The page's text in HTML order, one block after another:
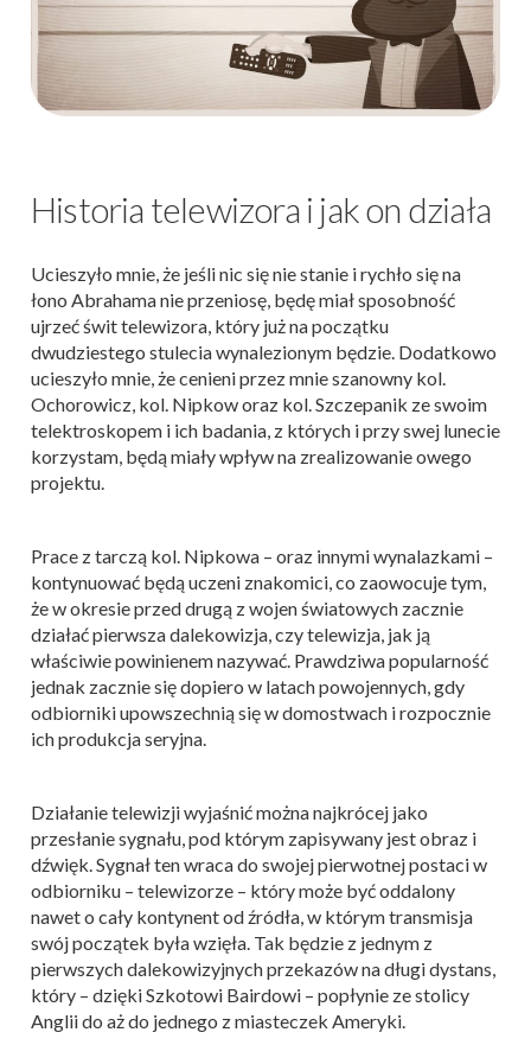
Historia telewizora i jak on działa
Ucieszyło mnie, że jeśli nic się nie stanie i rychło się na
łono Abrahama nie przeniosę, będę miał sposobność
ujrzeć świt telewizora, który już na początku
dwudziestego stulecia wynalezionym będzie. Dodatkowo
ucieszyło mnie, że cenieni przez mnie szanowny kol.
Ochorowicz, kol. Nipkow oraz kol. Szczepanik ze swoim
telektroskopem i ich badania, z których i przy swej lunecie
korzystam, będą miały wpływ na zrealizowanie owego
projektu.
Prace z tarczą kol. Nipkowa – oraz innymi wynalazkami –
kontynuować będą uczeni znakomici, co zaowocuje tym,
że w okresie przed drugą z wojen światowych zacznie
działać pierwsza dalekowizja, czy telewizja, jak ją
właściwie powinienem nazywać. Prawdziwa popularność
jednak zacznie się dopiero w latach powojennych, gdy
odbiorniki upowszechnią się w domostwach i rozpocznie
ich produkcja seryjna.
Działanie telewizji wyjaśnić można najkrócej jako
przesłanie sygnału, pod którym zapisywany jest obraz i
dźwięk. Sygnał ten wraca do swojej pierwotnej postaci w
odbiorniku – telewizorze – który może być oddalony
nawet o cały kontynent od źródła, w którym transmisja
swój początek była wzięła. Tak będzie z jednym z
pierwszych dalekowizyjnych przekazów na długi dystans,
który – dzięki Szkotowi Bairdowi – popłynie ze stolicy
Anglii do aż do jednego z miasteczek Ameryki.